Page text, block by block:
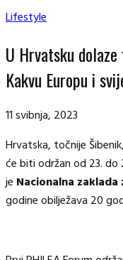
Lifestyle
U Hrvatsku
Kakvu Europu i
11 svibnja, 2023
Hrvatska, točnije
će biti održan od 23. do
je Nacionalna
godine obilježava 20